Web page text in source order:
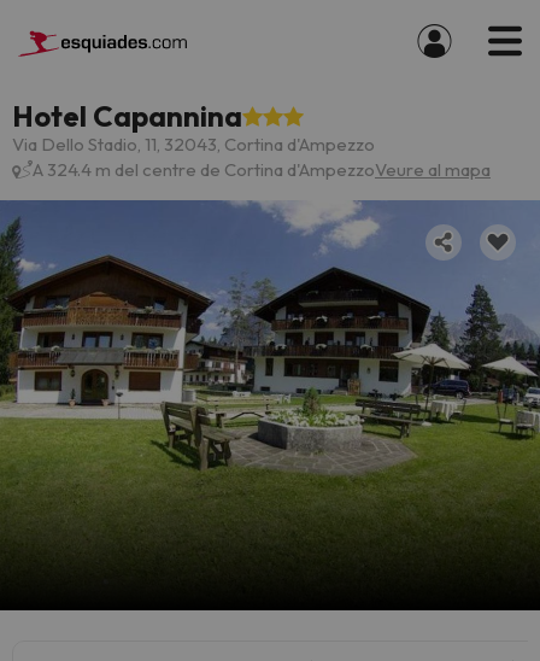
Hotel Capannina
Via Dello Stadio, 11, 32043, Cortina d'Ampezzo
A 324.4 m del centre de Cortina d'AmpezzoVeure al mapa